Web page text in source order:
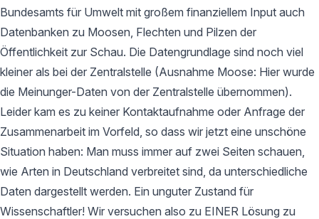
Bundesamts für Umwelt mit großem finanziellem Input auch
Datenbanken zu Moosen, Flechten und Pilzen der
Öffentlichkeit zur Schau. Die Datengrundlage sind noch viel
kleiner als bei der Zentralstelle (Ausnahme Moose: Hier wurde
die Meinunger-Daten von der Zentralstelle übernommen).
Leider kam es zu keiner Kontaktaufnahme oder Anfrage der
Zusammenarbeit im Vorfeld, so dass wir jetzt eine unschöne
Situation haben: Man muss immer auf zwei Seiten schauen,
wie Arten in Deutschland verbreitet sind, da unterschiedliche
Daten dargestellt werden. Ein unguter Zustand für
Wissenschaftler! Wir versuchen also zu EINER Lösung zu